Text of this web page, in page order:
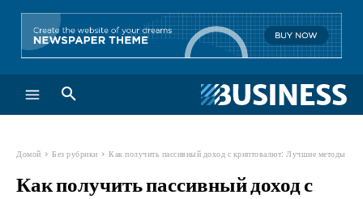
Домой Без рубрики Как получить пассивный доход с криптовалют: Лучшие методы
Как получить пассивный доход с